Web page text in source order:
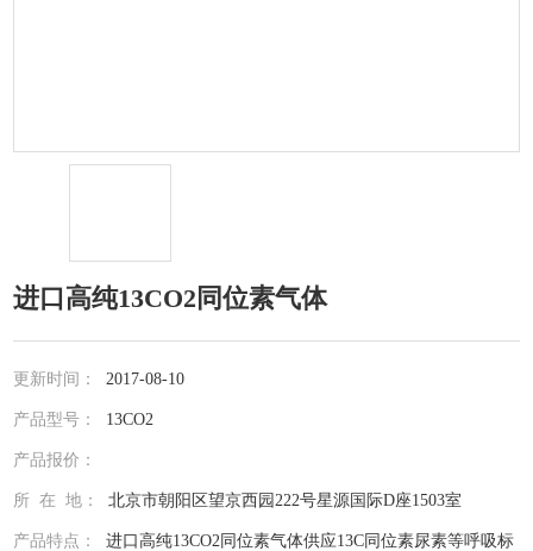
进口高纯13CO2同位素气体
更新时间：2017-08-10
产品型号： 13CO2
产品报价：
所 在 地：北京市朝阳区望京西园222号星源国际D座1503室
产品特点：进口高纯13CO2同位素气体供应13C同位素尿素等呼吸标